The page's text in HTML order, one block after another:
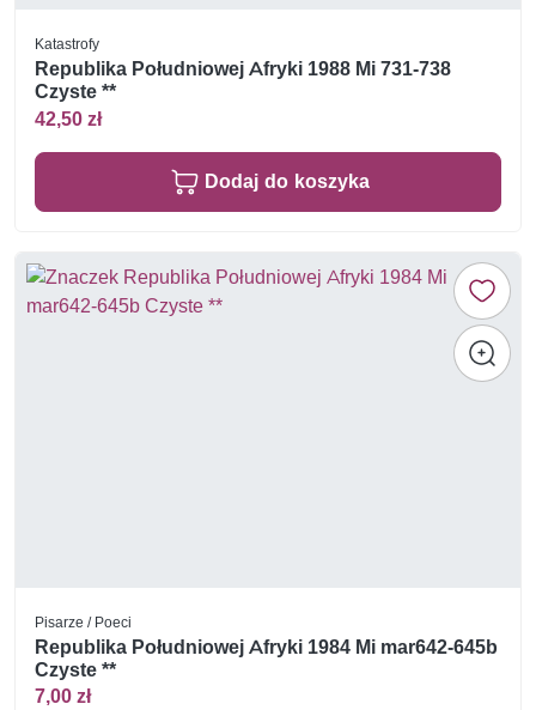
Katastrofy
Republika Południowej Afryki 1988 Mi 731-738
Czyste **
42,50 zł
Dodaj do koszyka
Pisarze / Poeci
Republika Południowej Afryki 1984 Mi mar642-645b
Czyste **
7,00 zł